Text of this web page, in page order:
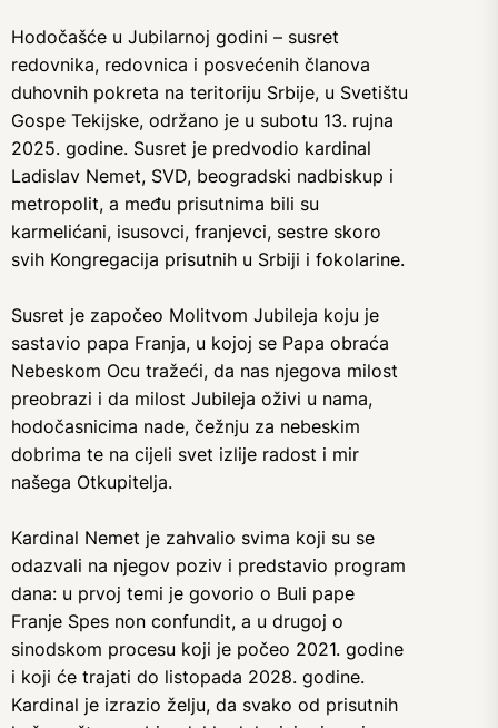
Hodočašće u Jubilarnoj godini – susret
redovnika, redovnica i posvećenih članova
duhovnih pokreta na teritoriju Srbije, u Svetištu
Gospe Tekijske, održano je u subotu 13. rujna
2025. godine. Susret je predvodio kardinal
Ladislav Nemet, SVD, beogradski nadbiskup i
metropolit, a među prisutnima bili su
karmelićani, isusovci, franjevci, sestre skoro
svih Kongregacija prisutnih u Srbiji i fokolarine.
Susret je započeo Molitvom Jubileja koju je
sastavio papa Franja, u kojoj se Papa obraća
Nebeskom Ocu tražeći, da nas njegova milost
preobrazi i da milost Jubileja oživi u nama,
hodočasnicima nade, čežnju za nebeskim
dobrima te na cijeli svet izlije radost i mir
našega Otkupitelja.
Kardinal Nemet je zahvalio svima koji su se
odazvali na njegov poziv i predstavio program
dana: u prvoj temi je govorio o Buli pape
Franje Spes non confundit, a u drugoj o
sinodskom procesu koji je počeo 2021. godine
i koji će trajati do listopada 2028. godine.
Kardinal je izrazio želju, da svako od prisutnih